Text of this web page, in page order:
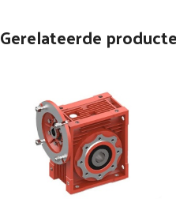
Gerelateerde